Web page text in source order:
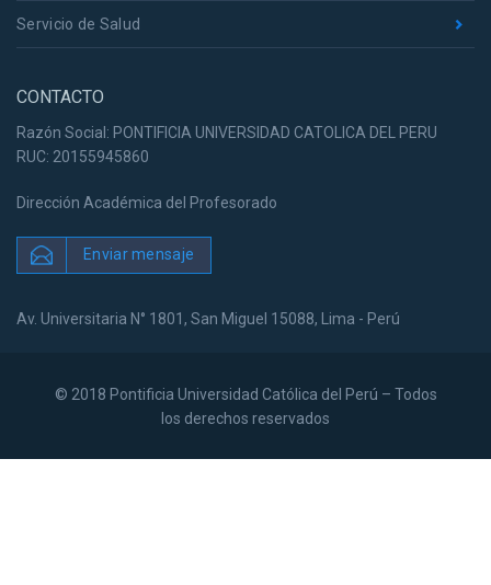
Servicio de Salud
CONTACTO
Razón Social: PONTIFICIA UNIVERSIDAD CATOLICA DEL PERU
RUC: 20155945860
Dirección Académica del Profesorado
Enviar mensaje
Av. Universitaria N° 1801, San Miguel 15088, Lima - Perú
© 2018 Pontificia Universidad Católica del Perú – Todos
los derechos reservados